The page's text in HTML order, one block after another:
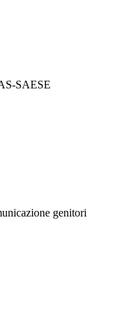
SAESE
genitori